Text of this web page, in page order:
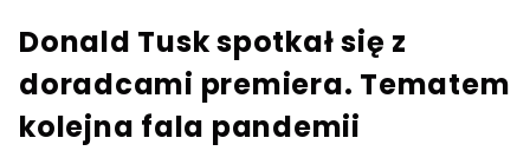
Donald Tusk spotkał się z
doradcami premiera. Tematem
kolejna fala pandemii